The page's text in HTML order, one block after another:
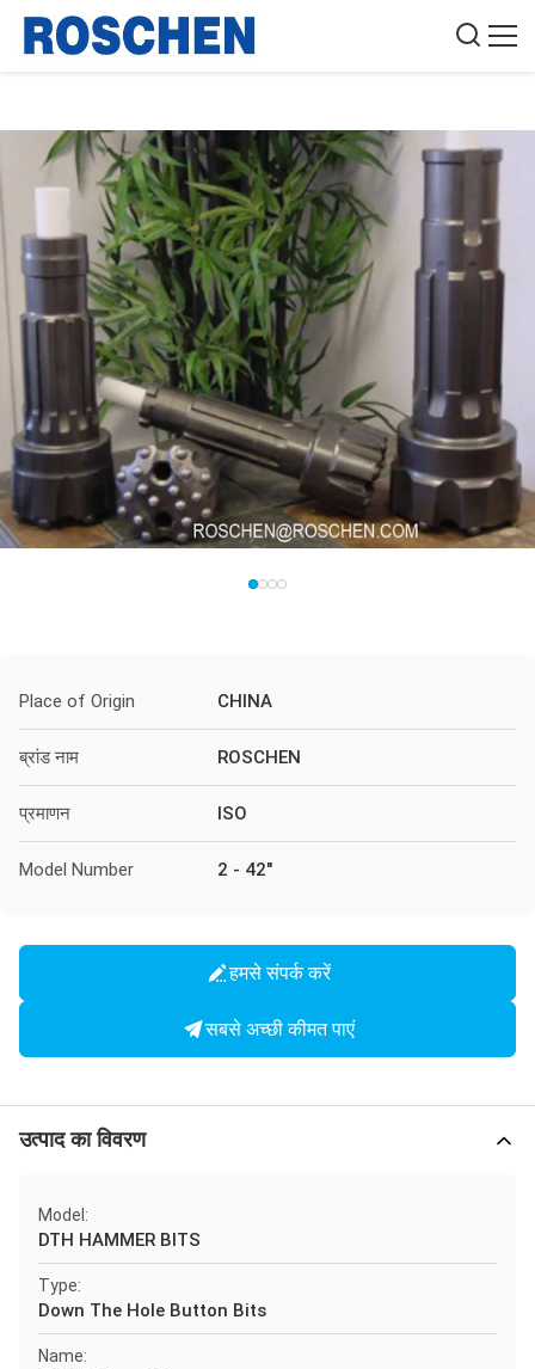
Place of Origin CHINA
ब्रांड नाम ROSCHEN
प्रमाणन ISO
Model Number 2 - 42"
हमसे संपर्क करें
सबसे अच्छी कीमत पाएं
उत्पाद का विवरण
Model:
DTH HAMMER BITS
Type:
Down The Hole Button Bits
Name: